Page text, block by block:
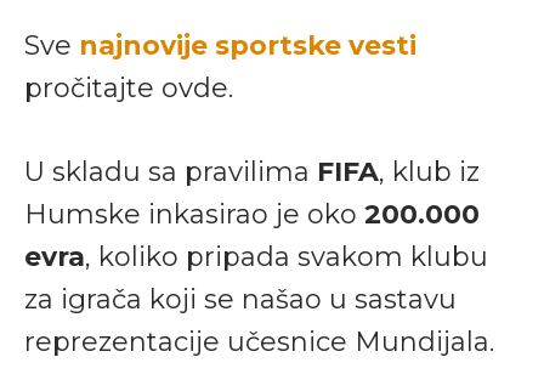
Sve najnovije sportske vesti
pročitajte ovde.
U skladu sa pravilima FIFA, klub iz
Humske inkasirao je oko 200.000
evra, koliko pripada svakom klubu
za igrača koji se našao u sastavu
reprezentacije učesnice Mundijala.